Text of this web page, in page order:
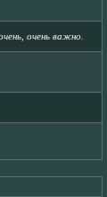
очень важно.